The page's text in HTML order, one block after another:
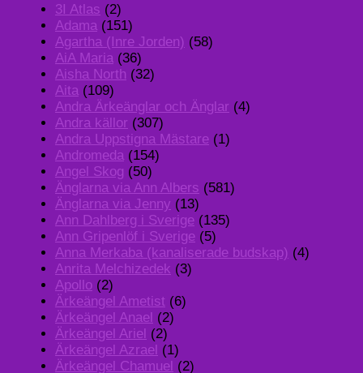
3I Atlas (2)
Adama (151)
Agartha (Inre Jorden) (58)
AiA Maria (36)
Aisha North (32)
Aita (109)
Andra Ärkeänglar och Änglar (4)
Andra källor (307)
Andra Uppstigna Mästare (1)
Andromeda (154)
Angel Skog (50)
Änglarna via Ann Albers (581)
Änglarna via Jenny (13)
Ann Dahlberg i Sverige (135)
Ann Gripenlöf i Sverige (5)
Anna Merkaba (kanaliserade budskap) (4)
Anrita Melchizedek (3)
Apollo (2)
Ärkeängel Ametist (6)
Ärkeängel Anael (2)
Ärkeängel Ariel (2)
Ärkeängel Azrael (1)
Ärkeängel Chamuel (2)